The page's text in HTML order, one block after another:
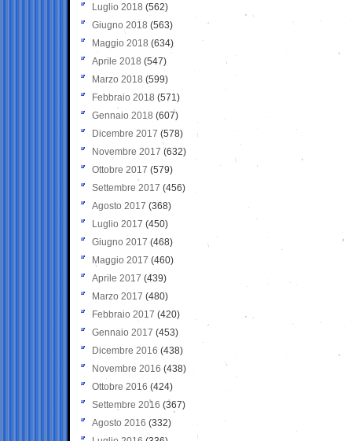
Luglio 2018 (562)
Giugno 2018 (563)
Maggio 2018 (634)
Aprile 2018 (547)
Marzo 2018 (599)
Febbraio 2018 (571)
Gennaio 2018 (607)
Dicembre 2017 (578)
Novembre 2017 (632)
Ottobre 2017 (579)
Settembre 2017 (456)
Agosto 2017 (368)
Luglio 2017 (450)
Giugno 2017 (468)
Maggio 2017 (460)
Aprile 2017 (439)
Marzo 2017 (480)
Febbraio 2017 (420)
Gennaio 2017 (453)
Dicembre 2016 (438)
Novembre 2016 (438)
Ottobre 2016 (424)
Settembre 2016 (367)
Agosto 2016 (332)